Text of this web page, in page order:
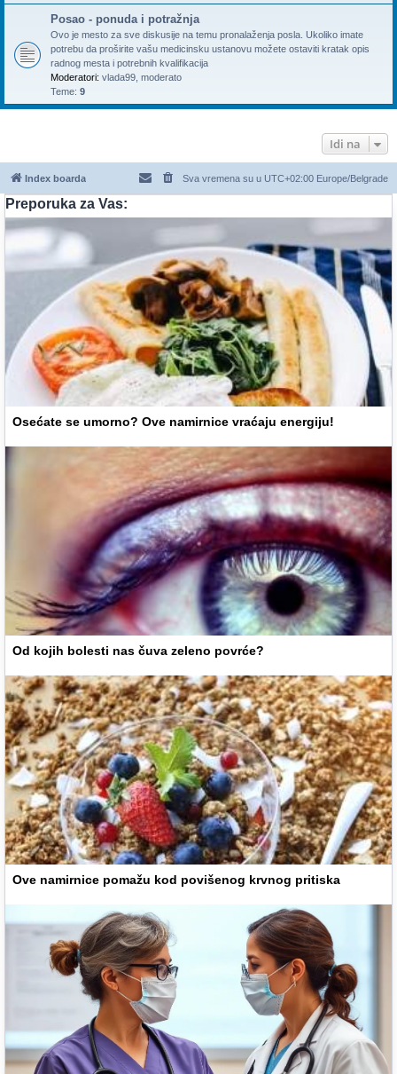
Posao - ponuda i potražnja
Ovo je mesto za sve diskusije na temu pronalaženja posla. Ukoliko imate
potrebu da proširite vašu medicinsku ustanovu možete ostaviti kratak opis
radnog mesta i potrebnih kvalifikacija
Moderatori: vlada99 moderato
Teme: 9
Idi na
Index boarda Sva vremena su u UTC+02:00 Europe/Belgrade
Preporuka za Vas:
Osećate se umorno? Ove namirnice vraćaju energiju!
Od kojih bolesti nas čuva zeleno povrće?
Ove namirnice pomažu kod povišenog krvnog pritiska